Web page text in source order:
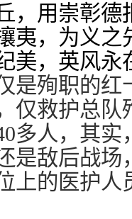
，用崇彰
夷，为义
美，英风永
是殉职的
仅救护总
多人，其实
是敌后战
上的医护人